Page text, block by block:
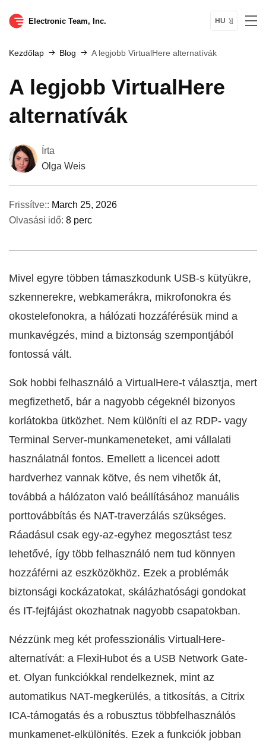
Electronic Team, Inc. HU
Kezdőlap Blog A legjobb VirtualHere alternatívák
A legjobb VirtualHere
alternatívák
Írta
Olga Weis
Frissítve:: March 25, 2026
Olvasási idő: 8 perc
Mivel egyre többen támaszkodunk USB-s kütyükre,
szkennerekre, webkamerákra, mikrofonokra és
okostelefonokra, a hálózati hozzáférésük mind a
munkavégzés, mind a biztonság szempontjából
fontossá vált.
Sok hobbi felhasználó a VirtualHere-t választja, mert
megfizethető, bár a nagyobb cégeknél bizonyos
korlátokba ütközhet. Nem különíti el az RDP- vagy
Terminal Server-munkameneteket, ami vállalati
használatnál fontos. Emellett a licencei adott
hardverhez vannak kötve, és nem vihetők át,
továbbá a hálózaton való beállításához manuális
porttovábbítás és NAT-traverzálás szükséges.
Ráadásul csak egy-az-egyhez megosztást tesz
lehetővé, így több felhasználó nem tud könnyen
hozzáférni az eszközökhöz. Ezek a problémák
biztonsági kockázatokat, skálázhatósági gondokat
és IT-fejfájást okozhatnak nagyobb csapatokban.
Nézzünk meg két professzionális VirtualHere-
alternatívát: a FlexiHubot és a USB Network Gate-
et. Olyan funkciókkal rendelkeznek, mint az
automatikus NAT-megkerülés, a titkosítás, a Citrix
ICA-támogatás és a robusztus többfelhasználós
munkamenet-elkülönítés. Ezek a funkciók jobban